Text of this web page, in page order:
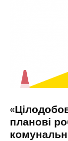
планові